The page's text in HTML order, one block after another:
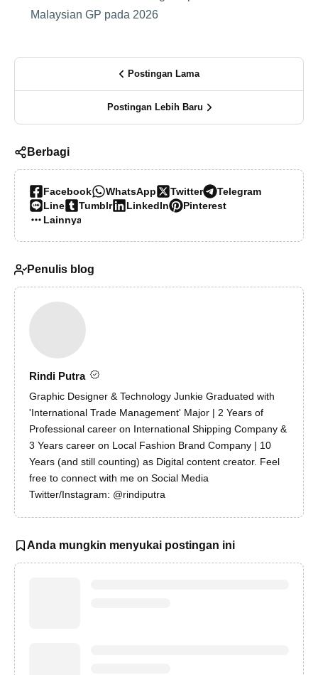
Malaysian GP pada 2026
Postingan Lama
Postingan Lebih Baru
Berbagi
Facebook WhatsApp Twitter
Telegram
Line
Tumblr LinkedIn
Pinterest
Lainnya…
Penulis blog
Rindi Putra
Graphic Designer & Technology Junkie Graduated with
'International Trade Management' Major | 2 Years of
Professional career on International Shipping Company &
3 Years career on Local Fashion Brand Company | 10
Years (and still counting) as Digital content creator. Feel
free to connect with me on Social Media
Twitter/Instagram: @rindiputra
Anda mungkin menyukai postingan ini